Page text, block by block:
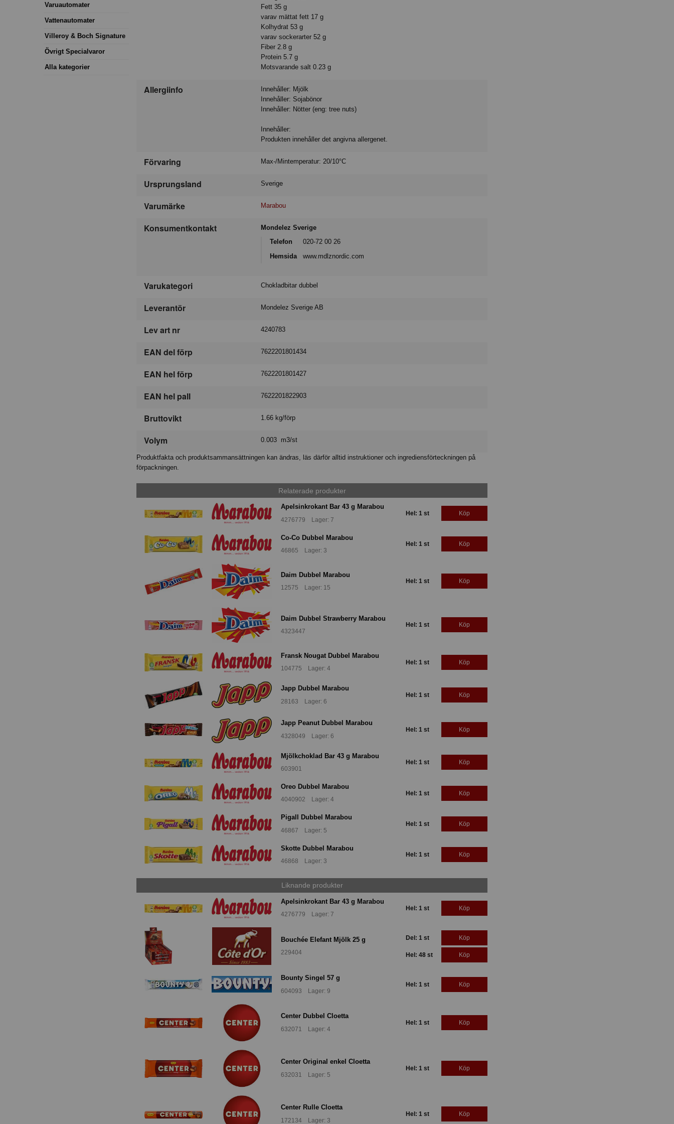
Varuautomater
Vattenautomater
Villeroy & Boch Signature
Övrigt Specialvaror
Alla kategorier
Fett 35 g
varav mättat fett 17 g
Kolhydrat 53 g
varav sockerarter 52 g
Fiber 2.8 g
Protein 5.7 g
Motsvarande salt 0.23 g
Allergiinfo
Innehåller: Mjölk
Innehåller: Sojabönor
Innehåller: Nötter (eng: tree nuts)
Innehåller:
Produkten innehåller det angivna allergenet.
Förvaring Max-/Mintemperatur: 20/10°C
Ursprungsland Sverige
Varumärke Marabou
Konsumentkontakt
Mondelez Sverige
Telefon
020-72 00 26
Hemsida
www.mdlznordic.com
Varukategori Chokladbitar dubbel
Leverantör Mondelez Sverige AB
Lev art nr 4240783
EAN del förp 7622201801434
EAN hel förp 7622201801427
EAN hel pall 7622201822903
Bruttovikt 1.66 kg/förp
Volym 0.003 m3/st
Produktfakta och produktsammansättningen kan ändras, läs därför alltid instruktioner och ingrediensförteckningen på
förpackningen.
Relaterade produkter
Apelsinkrokant Bar 43 g Marabou
4276779 Lager: 7
Hel: 1 st Köp
Co-Co Dubbel Marabou
46865 Lager: 3
Hel: 1 st Köp
Daim Dubbel Marabou
12575 Lager: 15
Hel: 1 st Köp
Daim Dubbel Strawberry Marabou
4323447
Hel: 1 st Köp
Fransk Nougat Dubbel Marabou
104775 Lager: 4
Hel: 1 st Köp
Japp Dubbel Marabou
28163 Lager: 6
Hel: 1 st Köp
Japp Peanut Dubbel Marabou
4328049 Lager: 6
Hel: 1 st Köp
Mjölkchoklad Bar 43 g Marabou
603901
Hel: 1 st Köp
Oreo Dubbel Marabou
4040902 Lager: 4
Hel: 1 st Köp
Pigall Dubbel Marabou
46867 Lager: 5
Hel: 1 st Köp
Skotte Dubbel Marabou
46868 Lager: 3
Hel: 1 st Köp
Liknande produkter
Apelsinkrokant Bar 43 g Marabou
4276779 Lager: 7
Hel: 1 st Köp
Bouchée Elefant Mjölk 25 g
229404
Del: 1 st Köp
Hel: 48 st Köp
Bounty Singel 57 g
604093 Lager: 9
Hel: 1 st Köp
Center Dubbel Cloetta
632071 Lager: 4
Hel: 1 st Köp
Center Original enkel Cloetta
632031 Lager: 5
Hel: 1 st Köp
Center Rulle Cloetta
172134 Lager: 3
Hel: 1 st Köp